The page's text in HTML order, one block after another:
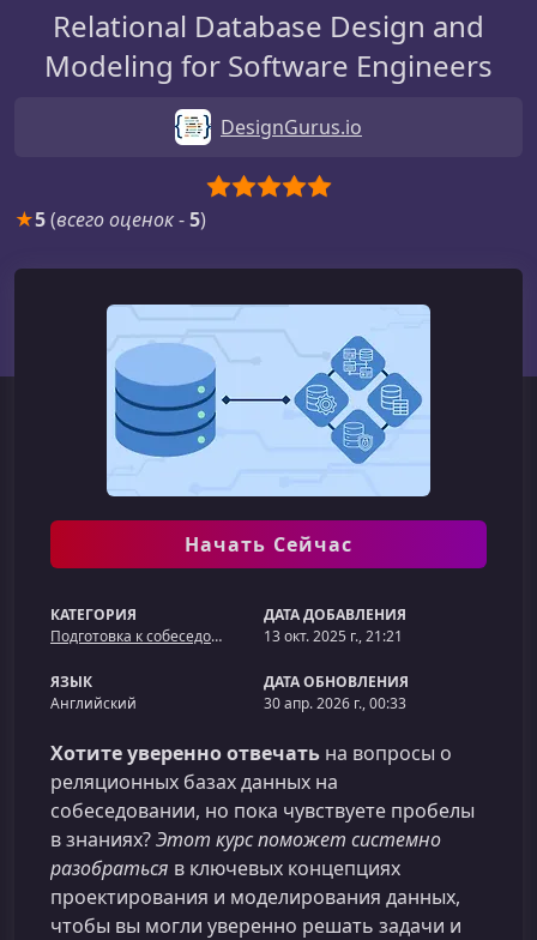
Relational Database Design and
Modeling for Software Engineers
DesignGurus.io
★5(всего оценок-5)
Начать Сейчас
КАТЕГОРИЯ
Подготовка к собеседованию
ДАТА ДОБАВЛЕНИЯ
13 окт. 2025 г., 21:21
ЯЗЫК
Английский
ДАТА ОБНОВЛЕНИЯ
30 апр. 2026 г., 00:33
Хотите уверенно отвечать на вопросы о
реляционных базах данных на
собеседовании, но пока чувствуете пробелы
в знаниях?Этот курс поможет системно
разобраться в ключевых концепциях
проектирования и моделирования данных,
чтобы вы могли уверенно решать задачи и